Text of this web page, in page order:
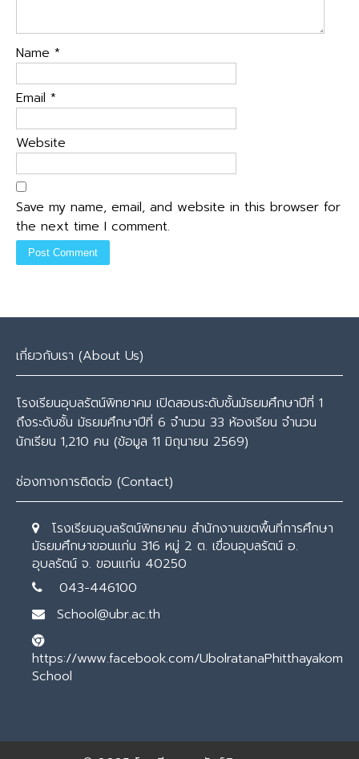
Name *
Email *
Website
Save my name, email, and website in this browser for
the next time I comment.
เกี่ยวกับเรา (About Us)
โรงเรียนอุบลรัตน์พิทยาคม เปิดสอนระดับชั้นมัธยมศึกษาปีที่ 1
ถึงระดับชั้น มัธยมศึกษาปีที่ 6 จำนวน 33 ห้องเรียน จำนวน
นักเรียน 1,210 คน (ข้อมูล 11 มิถุนายน 2569)
ช่องทางการติดต่อ (Contact)
โรงเรียนอุบลรัตน์พิทยาคม สำนักงานเขตพื้นที่การศึกษา
มัธยมศึกษาขอนแก่น 316 หมู่ 2 ต. เขื่อนอุบลรัตน์ อ.
อุบลรัตน์ จ. ขอนแก่น 40250
043-446100
School@ubr.ac.th
https://www.facebook.com/UbolratanaPhitthayakom
School